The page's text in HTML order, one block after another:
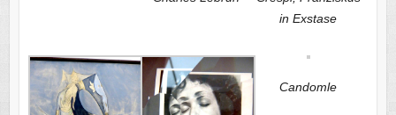
in Exstase
Candomle